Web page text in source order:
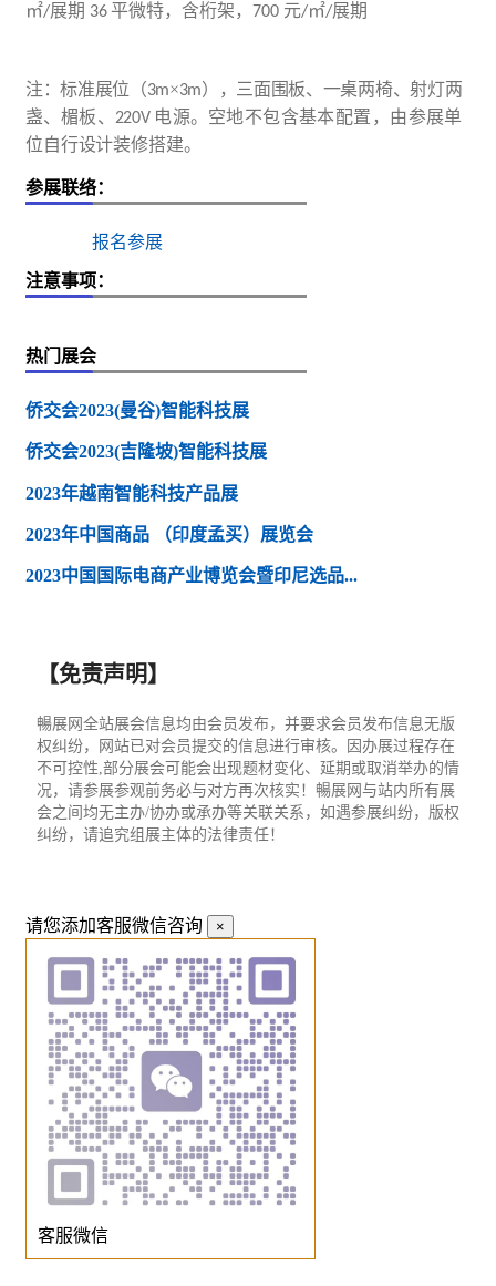
㎡/展期 36 平微特，含桁架，700 元/㎡/展期
注：标准展位（3m×3m），三面围板、一桌两椅、射灯两
盏、楣板、 220V 电源。 空地不包含基本配置，由参展单
位自行设计装修搭建。
参展联络：
报名参展
注意事项：
热门展会
侨交会2023(曼谷)智能科技展
侨交会2023(吉隆坡)智能科技展
2023年越南智能科技产品展
2023年中国商品 （印度孟买）展览会
2023中国国际电商产业博览会暨印尼选品...
【免责声明】
暢展网全站展会信息均由会员发布，并要求会员发布信息无版
权纠纷，网站已对会员提交的信息进行审核。因办展过程存在
不可控性,部分展会可能会出现题材变化、延期或取消举办的情
况，请参展参观前务必与对方再次核实！暢展网与站内所有展
会之间均无主办/协办或承办等关联关系，如遇参展纠纷，版权
纠纷，请追究组展主体的法律责任！
请您添加客服微信咨询 ×
客服微信